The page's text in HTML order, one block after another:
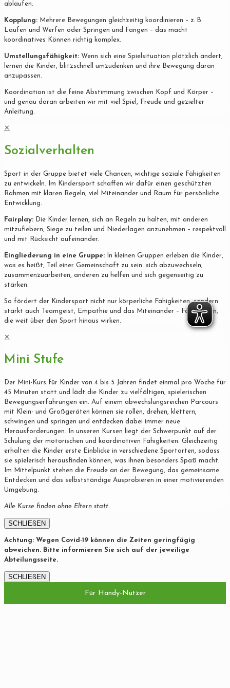
ablaufen.
Kopplung: Mehrere Bewegungen gleichzeitig koordinieren – z. B.
Laufen und Werfen oder Springen und Fangen – das macht
koordinatives Können richtig komplex.
Umstellungsfähigkeit: Wenn sich eine Spielsituation plötzlich ändert,
lernen die Kinder, blitzschnell umzudenken und ihre Bewegung daran
anzupassen.
Koordination ist die feine Abstimmung zwischen Kopf und Körper –
und genau daran arbeiten wir mit viel Spiel, Freude und gezielter
Anleitung.
✕
Sozialverhalten
Sport in der Gruppe bietet viele Chancen, wichtige soziale Fähigkeiten
zu entwickeln. Im Kindersport schaffen wir dafür einen geschützten
Rahmen mit klaren Regeln, viel Miteinander und Raum für persönliche
Entwicklung.
Fairplay: Die Kinder lernen, sich an Regeln zu halten, mit anderen
mitzufiebern, Siege zu teilen und Niederlagen anzunehmen – respektvoll
und mit Rücksicht aufeinander.
Eingliederung in eine Gruppe: In kleinen Gruppen erleben die Kinder,
was es heißt, Teil einer Gemeinschaft zu sein: sich abzuwechseln,
zusammenzuarbeiten, anderen zu helfen und sich gegenseitig zu
stärken.
So fördert der Kindersport nicht nur körperliche Fähigkeiten, sondern
stärkt auch Teamgeist, Empathie und das Miteinander – Fähigkeiten,
die weit über den Sport hinaus wirken.
✕
Mini Stufe
Der Mini-Kurs für Kinder von 4 bis 5 Jahren findet einmal pro Woche für
45 Minuten statt und lädt die Kinder zu vielfältigen, spielerischen
Bewegungserfahrungen ein. Auf einem abwechslungsreichen Parcours
mit Klein- und Großgeräten können sie rollen, drehen, klettern,
schwingen und springen und entdecken dabei immer neue
Herausforderungen. In unseren Kursen liegt der Schwerpunkt auf der
Schulung der motorischen und koordinativen Fähigkeiten. Gleichzeitig
erhalten die Kinder erste Einblicke in verschiedene Sportarten, sodass
sie spielerisch herausfinden können, was ihnen besonders Spaß macht.
Im Mittelpunkt stehen die Freude an der Bewegung, das gemeinsame
Entdecken und das selbstständige Ausprobieren in einer motivierenden
Umgebung.
Alle Kurse finden ohne Eltern statt.
SCHLIEßEN
Achtung: Wegen Covid-19 können die Zeiten geringfügig
abweichen. Bitte informieren Sie sich auf der jeweilige
Abteilungsseite.
SCHLIEßEN
Für Handy-Nutzer